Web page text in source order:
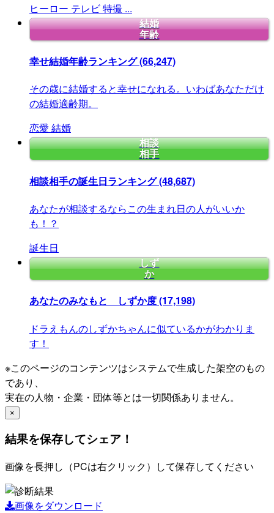
ヒーロー テレビ特撮 ...
結婚
年齢
幸せ結婚年齢ランキング(66,247)
その歳に結婚すると幸せになれる。いわばあなただけ
の結婚適齢期。
恋愛 結婚
相談
相手
相談相手の誕生日ランキング(48,687)
あなたが相談するならこの生まれ日の人がいいか
も！？
誕生日
しず
か
あなたのみなもと しずか度(17,198)
ドラえもんのしずかちゃんに似ているかがわかりま
す！
※このページのコンテンツはシステムで生成した架空のもの
であり、
実在の人物・企業・団体等とは一切関係ありません。
×
結果を保存してシェア！
画像を長押し（PCは右クリック）して保存してください
画像をダウンロード